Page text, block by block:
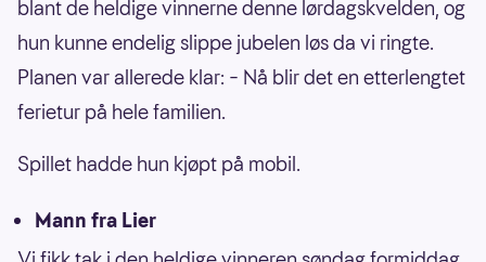
blant de heldige vinnerne denne lørdagskvelden, og
hun kunne endelig slippe jubelen løs da vi ringte.
Planen var allerede klar: – Nå blir det en etterlengtet
ferietur på hele familien.
Spillet hadde hun kjøpt på mobil.
Mann fra Lier